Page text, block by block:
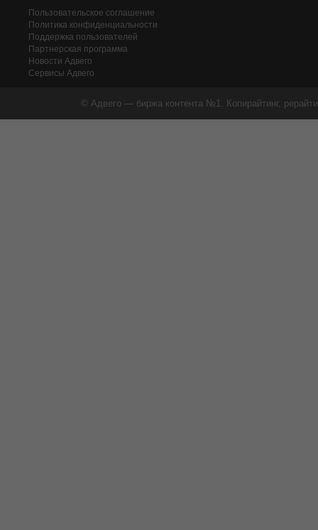
Пользовательское соглашение
Политика конфиденциальности
Поддержка пользователей
Партнерская программа
Новости Адвего
Сервисы Адвего
© Адвего — биржа контента №1. Копирайтинг,